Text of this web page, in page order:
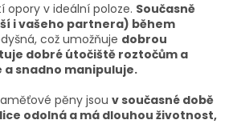
opory v ideální poloze. Současně
i vašeho partnera) během
což umožňuje dobrou
dobré útočiště roztočům a
snadno manipuluje.
pěny jsou v současné době
odolná a má dlouhou životnost,